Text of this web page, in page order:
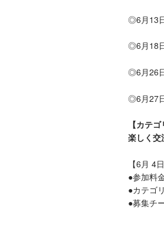
◎6月13
◎6月18
◎6月26
◎6月27
【カテ
楽しく交
【6月 4
●参加
●カテゴ
●募集チ